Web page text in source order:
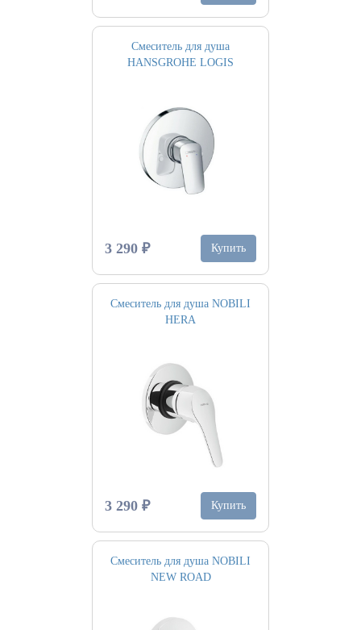
Смеситель для душа
HANSGROHE LOGIS
3 290 ₽ Купить
Смеситель для душа NOBILI
HERA
3 290 ₽ Купить
Смеситель для душа NOBILI
NEW ROAD